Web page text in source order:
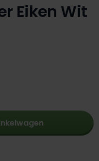
Eiken Wit